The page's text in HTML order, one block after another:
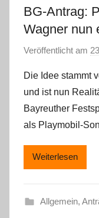
BG-Antrag:
Wagner nun
Veröffentlicht am
Die Idee stammt
und ist nun
Bayreuther
als Playmobil-
Weiterlesen
Allgemein,